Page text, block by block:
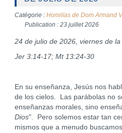
Catégorie : Homilías de Dom Armand
Publication : 23 juillet 2026
24 de julio de 2026, viernes de
Jer 3:14-17; Mt 13:24-30
En su enseñanza, Jesús nos
de los cielos. Las parábolas no
enseñanzas morales, sino
Dios". Pero solemos estar tan
mismos que a menudo